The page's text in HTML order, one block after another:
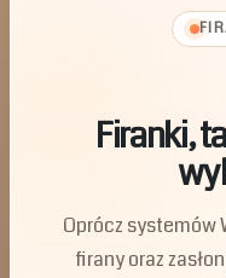
Firanki,
Oprócz systemów
firany oraz